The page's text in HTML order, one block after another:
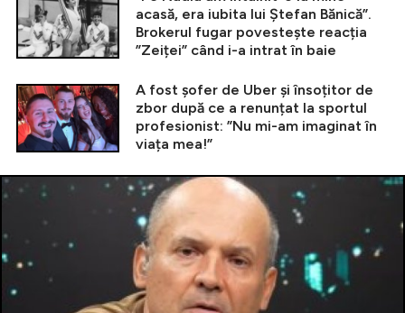
acasă, era iubita lui Ștefan Bănică”.
Brokerul fugar povestește reacția
”Zeiței” când i-a intrat în baie
A fost șofer de Uber și însoțitor de
zbor după ce a renunțat la sportul
profesionist: ”Nu mi-am imaginat în
viața mea!”